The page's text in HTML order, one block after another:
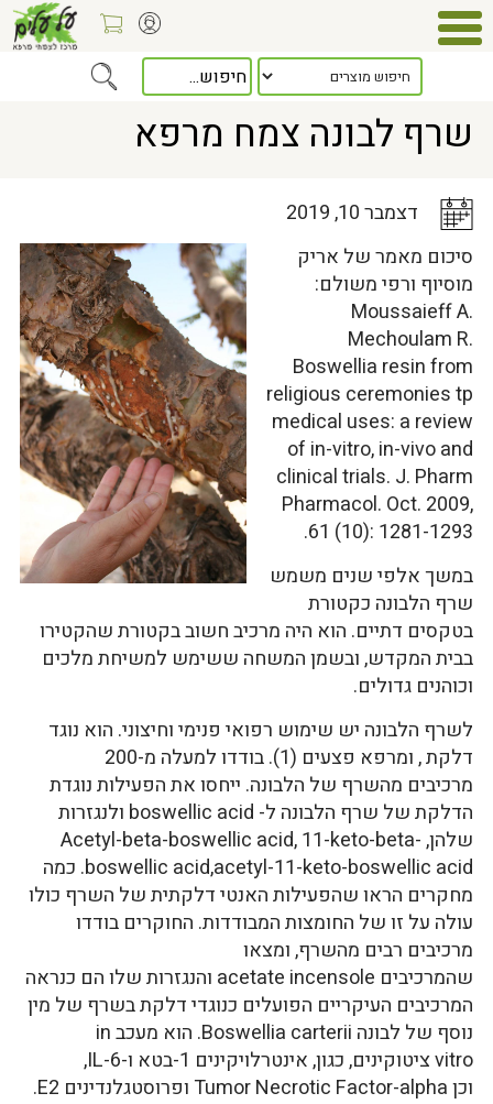
כלל המאמרים> שרף לבונה צמח מרפא
שרף לבונה צמח מרפא
דצמבר 10, 2019
סיכום מאמר של אריק
מוסיוף ורפי משולם:
Moussaieff A.
Mechoulam R.
Boswellia resin from
religious ceremonies tp
medical uses: a review
of in-vitro, in-vivo and
clinical trials. J. Pharm
Pharmacol. Oct. 2009,
61 (10): 1281-1293.
במשך אלפי שנים משמש
שרף הלבונה כקטורת
בטקסים דתיים. הוא היה מרכיב חשוב בקטורת שהקטירו
בבית המקדש, ובשמן המשחה ששימש למשיחת מלכים
וכוהנים גדולים.
לשרף הלבונה יש שימוש רפואי פנימי וחיצוני. הוא נוגד
דלקת , ומרפא פצעים (1). בודדו למעלה מ-200
מרכיבים מהשרף של הלבונה. ייחסו את הפעילות נוגדת
הדלקת של שרף הלבונה ל- boswellic acid ולנגזרות
שלהן, Acetyl-beta-boswellic acid, 11-keto-beta-
boswellic acid,acetyl-11-keto-boswellic acid. כמה
מחקרים הראו שהפעילות האנטי דלקתית של השרף כולו
עולה על זו של החומצות המבודדות. החוקרים בודדו
מרכיבים רבים מהשרף, ומצאו
שהמרכיבים acetate incensole והנגזרות שלו הם כנראה
המרכיבים העיקריים הפועלים כנוגדי דלקת בשרף של מין
נוסף של לבונה Boswellia carterii. הוא מעכב in
vitro ציטוקינים, כגון, אינטרלויקינים 1-בטא ו-IL-6,
וכן Tumor Necrotic Factor-alpha ופרוסטגלנדינים E2.